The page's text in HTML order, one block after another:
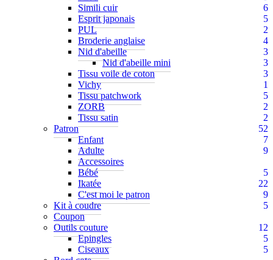
Simili cuir
6
Esprit japonais
5
PUL
2
Broderie anglaise
4
Nid d'abeille
3
Nid d'abeille mini
3
Tissu voile de coton
3
Vichy
1
Tissu patchwork
5
ZORB
2
Tissu satin
2
Patron
52
Enfant
7
Adulte
9
Accessoires
Bébé
5
Ikatée
22
C'est moi le patron
9
Kit à coudre
5
Coupon
Outils couture
12
Epingles
5
Ciseaux
5